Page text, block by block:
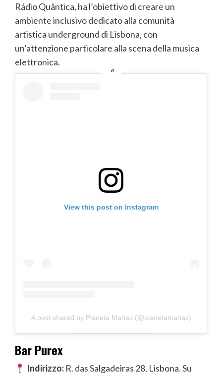
Rádio Quântica, ha l’obiettivo di creare un
ambiente inclusivo dedicato alla comunità
artistica underground di Lisbona, con
un’attenzione particolare alla scena della musica
elettronica.
View this post on Instagram
A post shared by Planeta Manas (@planetamanas)
Bar Purex
Indirizzo:R. das Salgadeiras 28, Lisbona. Su